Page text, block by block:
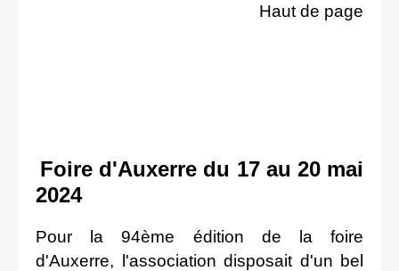
Haut de page
Foire d'Auxerre du 17 au 20 mai
2024
Pour la 94ème édition de la foire
d'Auxerre, l'association disposait d'un bel